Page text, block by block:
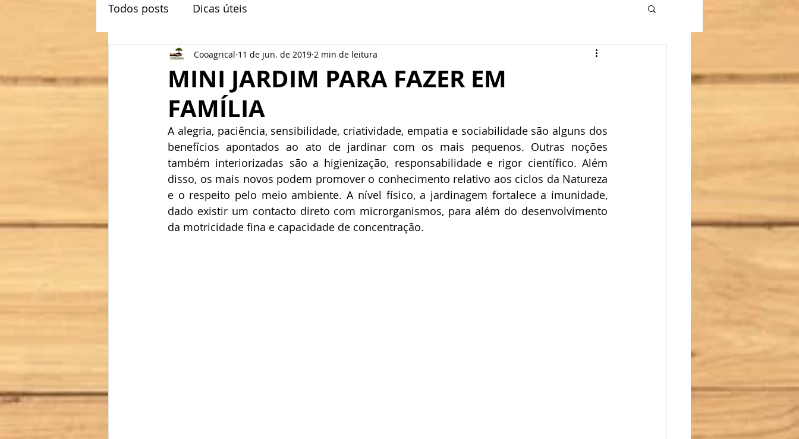
Todos posts Dicas úteis
MINI JARDIM PARA FAZER EM
FAMÍLIA
Cooagrical 11 de jun. de 2019 2 min de leitura
A alegria, paciência, sensibilidade, criatividade, empatia e sociabilidade são alguns dos
benefícios apontados ao ato de jardinar com os mais pequenos. Outras noções
também interiorizadas são a higienização, responsabilidade e rigor científico. Além
disso, os mais novos podem promover o conhecimento relativo aos ciclos da Natureza
e o respeito pelo meio ambiente. A nível físico, a jardinagem fortalece a imunidade,
dado existir um contacto direto com microrganismos, para além do desenvolvimento
da motricidade fina e capacidade de concentração.